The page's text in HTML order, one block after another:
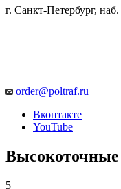
г. Санкт-Петербург,
order@poltraf.ru
Вконтакте
YouTube
Высокоточные
5